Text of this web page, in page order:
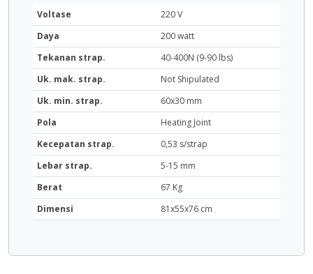
Voltase
220 V
Daya
200 watt
Tekanan strap.
40-400N (9-90 lbs)
Uk. mak. strap.
Not Shipulated
Uk. min. strap.
60x30 mm
Pola
Heating Joint
Kecepatan strap.
0,53 s/strap
Lebar strap.
5-15 mm
Berat
67 Kg
Dimensi
81x55x76 cm